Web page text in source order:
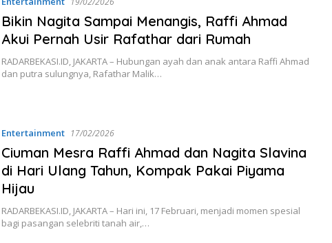
Bikin Nagita Sampai Menangis, Raffi Ahmad
Akui Pernah Usir Rafathar dari Rumah
RADARBEKASI.ID, JAKARTA – Hubungan ayah dan anak antara Raffi Ahmad
dan putra sulungnya, Rafathar Malik…
Entertainment 17/02/2026
Ciuman Mesra Raffi Ahmad dan Nagita Slavina
di Hari Ulang Tahun, Kompak Pakai Piyama
Hijau
RADARBEKASI.ID, JAKARTA – Hari ini, 17 Februari, menjadi momen spesial
bagi pasangan selebriti tanah air,…